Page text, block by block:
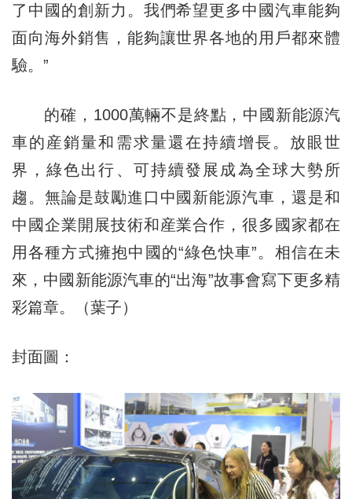
了中國的創新力。我們希望更多中國汽車能夠
面向海外銷售，能夠讓世界各地的用戶都來體
驗。”
的確，1000萬輛不是終點，中國新能源汽
車的産銷量和需求量還在持續增長。放眼世
界，綠色出行、可持續發展成為全球大勢所
趨。無論是鼓勵進口中國新能源汽車，還是和
中國企業開展技術和産業合作，很多國家都在
用各種方式擁抱中國的“綠色快車”。相信在未
來，中國新能源汽車的“出海”故事會寫下更多精
彩篇章。（葉子）
封面圖：